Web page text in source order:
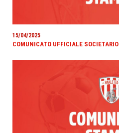
15/04/2025
COMUNICATO UFFICIALE SOCIETARIO